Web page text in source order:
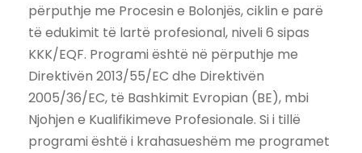
përputhje me Procesin e Bolonjës, ciklin e parë
të edukimit të lartë profesional, niveli 6 sipas
KKK/EQF. Programi është në përputhje me
Direktivën 2013/55/EC dhe Direktivën
2005/36/EC, të Bashkimit Evropian (BE), mbi
Njohjen e Kualifikimeve Profesionale. Si i tillë
programi është i krahasueshëm me programet